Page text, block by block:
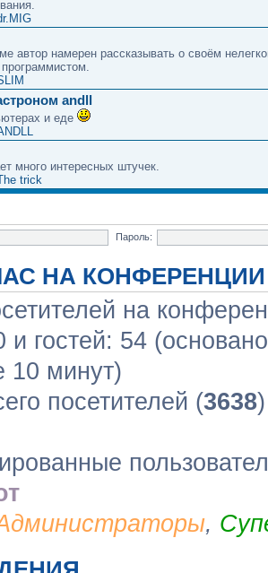
автор намерен рассказывать о своём
andll
и еде
много интересных штучек.
trick
Пароль:
НА КОНФЕРЕНЦИИ
на
и гостей: 54
10 минут)
посетителей (3638
,